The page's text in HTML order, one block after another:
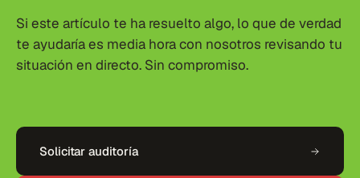
Si este artículo te ha resuelto algo, lo que de verdad
te ayudaría es media hora con nosotros revisando tu
situación en directo. Sin compromiso.
Solicitar auditoría